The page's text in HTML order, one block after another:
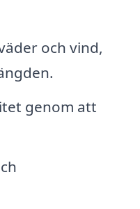
och vind,
genom att